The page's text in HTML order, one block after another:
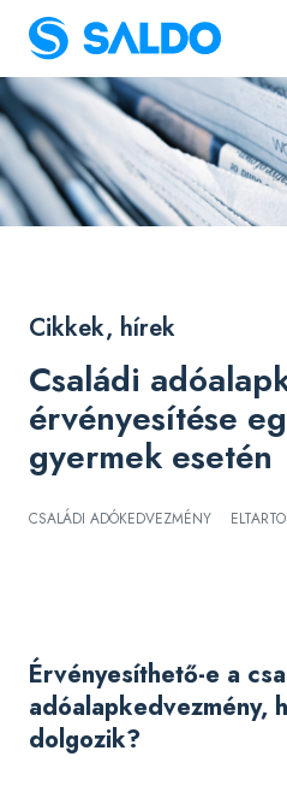
Cikkek, hírek
Családi
érvényesítése
gyermek esetén
CSALÁDI ADÓKEDVEZMÉNY
Érvényesíthető-e a
adóalapkedvezmény,
dolgozik?